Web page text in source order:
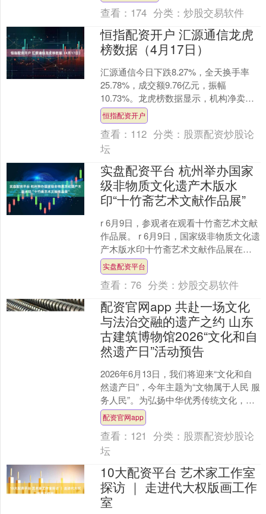
查看： 174 分类：炒股交易软件
恒指配资开户 汇源通信龙虎
榜数据（4月17日）
汇源通信今日下跌8.27%，全天换手率
25.78%，成交额9.76亿元，振幅
10.73%。龙虎榜数据显示，机构净卖出
8061.28万元，营业部席位合计净买入
69....
恒指配资开户
查看： 112 分类： 股票配资炒股论
坛
实盘配资平台 杭州举办国家
级非物质文化遗产木版水
印“十竹斋艺术文献作品展”
r 6月9日，参观者在观看十竹斋艺术文献
作品展。 r 6月9日，国家级非物质文化遗
产木版水印十竹斋艺术文献作品展在杭
州城市建设陈列馆正式开幕。展览以十
竹斋木版水....
实盘配资平台
查看：76 分类：炒股交易软件
配资官网app 共赴一场文化
与法治交融的遗产之约 山东
古建筑博物馆2026“文化和自
然遗产日”活动预告
2026年6月13日，我们将迎来“文化和自
然遗产日”，今年主题为“文物属于人民 服
务人民”。为弘扬中华优秀传统文化，展
现文物建筑营造技艺与独特魅力，同时
普及文物....
配资官网app
查看： 121 分类： 股票配资炒股论
坛
10大配资平台 艺术家工作室
探访 ｜ 走进代大权版画工作
室